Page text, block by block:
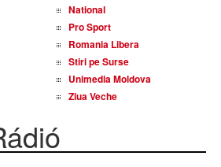
National
Pro Sport
Romania Libera
Stiri pe Surse
Unimedia Moldova
Ziua Veche